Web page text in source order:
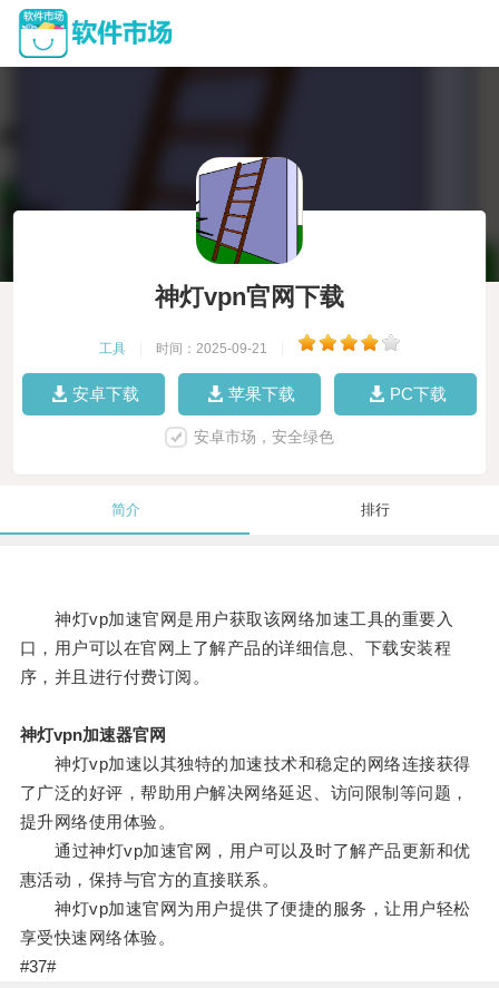
神灯vpn官网下载
工具 时间：2025-09-21
安卓下载 苹果下载 PC下载
安卓市场，安全绿色
简介 排行
神灯vp加速官网是用户获取该网络加速工具的重要入
口，用户可以在官网上了解产品的详细信息、下载安装程
序，并且进行付费订阅。
神灯vpn加速器官网
神灯vp加速以其独特的加速技术和稳定的网络连接获得
了广泛的好评，帮助用户解决网络延迟、访问限制等问题，
提升网络使用体验。
通过神灯vp加速官网，用户可以及时了解产品更新和优
惠活动，保持与官方的直接联系。
神灯vp加速官网为用户提供了便捷的服务，让用户轻松
享受快速网络体验。
#37#